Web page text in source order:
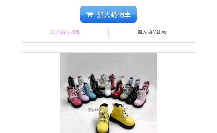
加入購物車
加入商品收藏 加入商品比較